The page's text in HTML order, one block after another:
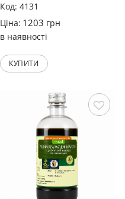
Код: 4131
Ціна: 1203 грн
в наявності
КУПИТИ
Зберегти